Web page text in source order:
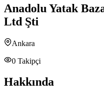
Anadolu Yatak
Ltd Şti
Ankara
0 Takipçi
Hakkında